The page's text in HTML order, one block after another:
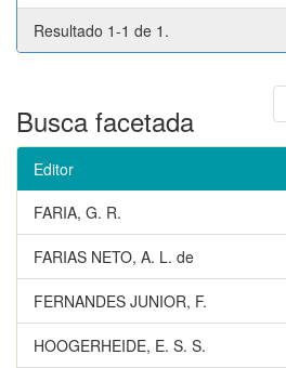
Resultado 1-1 de 1.
Busca facetada
Editor
FARIA, G. R.
FARIAS NETO, A. L. de
FERNANDES JUNIOR, F.
HOOGERHEIDE, E. S. S.